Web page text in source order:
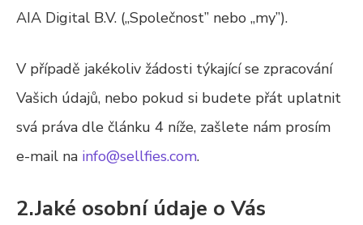
AIA Digital B.V. („Společnost” nebo „my”).
V případě jakékoliv žádosti týkající se zpracování
Vašich údajů, nebo pokud si budete přát uplatnit
svá práva dle článku ‎4 níže, zašlete nám prosím
e-mail na info@sellfies.com.
2.Jaké osobní údaje o Vás